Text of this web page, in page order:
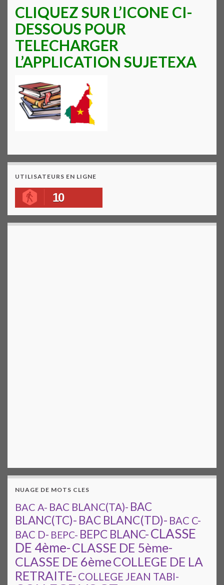
CLIQUEZ SUR L’ICONE CI-
DESSOUS POUR
TELECHARGER
L’APPLICATION SUJETEXA
UTILISATEURS EN LIGNE
10
NUAGE DE MOTS CLES
BAC A- BAC BLANC(TA)- BAC
BLANC(TC)- BAC BLANC(TD)- BAC C-
BAC D- BEPC- BEPC BLANC-CLASSE
DE 4ème-CLASSE DE 5ème-
CLASSE DE 6èmeCOLLEGE DE LA
RETRAITE- COLLEGE JEAN TABI-